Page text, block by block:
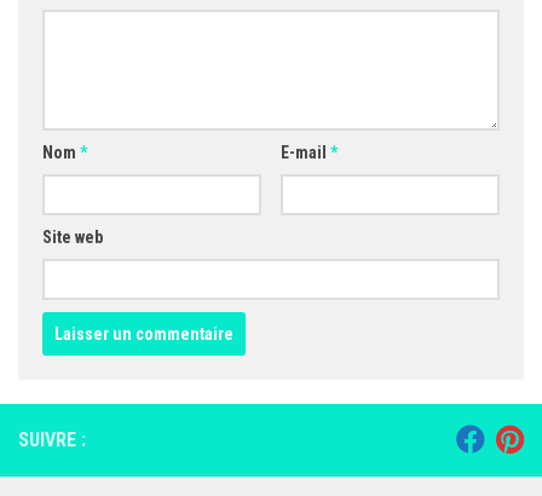
Nom * E-mail *
Site web
SUIVRE :